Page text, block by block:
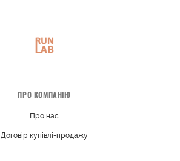
ПРО КОМПАНІЮ
Про нас
Договір купівлі-продажу